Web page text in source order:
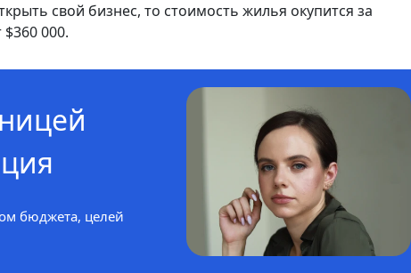
свой бизнес, то стоимость жилья окупится за
000.
бюджета, целей